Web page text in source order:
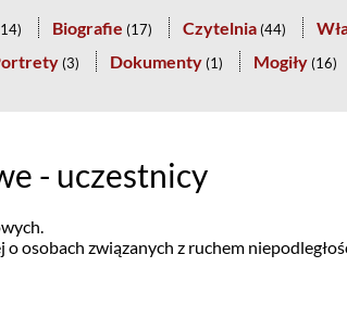
14) Biografie (17) Czytelnia (44)
(3) Dokumenty (1) Mogiły (16)
- uczestnicy
osobach związanych z ruchem